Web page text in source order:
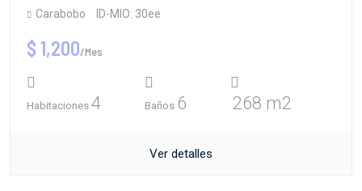
Carabobo ID-MIO: 30ee
$ 1,200/Mes
Habitaciones 4 Baños 6 268 m2
Ver detalles